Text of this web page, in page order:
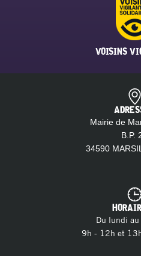
VOISINS
Mairie de
B.P.
34590
Du lundi
9h - 12h et